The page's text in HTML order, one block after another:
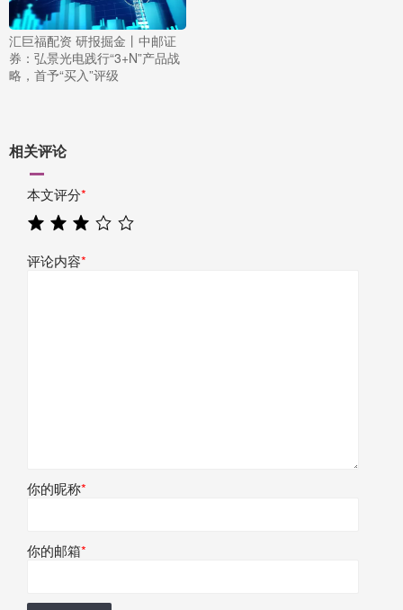
汇巨福配资 研报掘金丨中邮证
券：弘景光电践行“3+N”产品战
略，首予“买入”评级
相关评论
本文评分*
评论内容*
你的昵称*
你的邮箱*